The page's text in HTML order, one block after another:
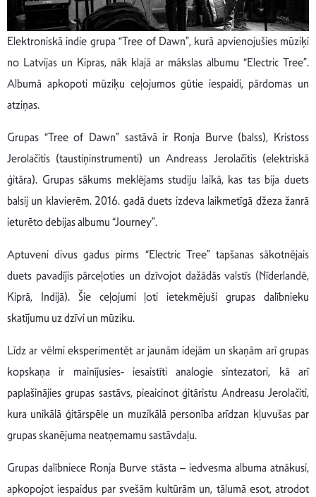
Elektroniskā indie grupa “Tree of Dawn”, kurā apvienojušies mūziķi
no Latvijas un Kipras, nāk klajā ar mākslas albumu “Electric Tree”.
Albumā apkopoti mūziķu ceļojumos gūtie iespaidi, pārdomas un
atziņas.
Grupas “Tree of Dawn” sastāvā ir Ronja Burve (balss), Kristoss
Jerolačitis (taustiņinstrumenti) un Andreass Jerolačitis (elektriskā
ģitāra). Grupas sākums meklējams studiju laikā, kas tas bija duets
balsij un klavierēm. 2016. gadā duets izdeva laikmetīgā džeza žanrā
ieturēto debijas albumu “Journey”.
Aptuveni divus gadus pirms “Electric Tree” tapšanas sākotnējais
duets pavadījis pārceļoties un dzīvojot dažādās valstīs (Nīderlandē,
Kiprā, Indijā). Šie ceļojumi ļoti ietekmējuši grupas dalībnieku
skatījumu uz dzīvi un mūziku.
Līdz ar vēlmi eksperimentēt ar jaunām idejām un skaņām arī grupas
kopskaņa ir mainījusies- iesaistīti analogie sintezatori, kā arī
paplašinājies grupas sastāvs, pieaicinot ģitāristu Andreasu Jerolačiti,
kura unikālā ģitārspēle un muzikālā personība arīdzan kļuvušas par
grupas skanējuma neatņemamu sastāvdaļu.
Grupas dalībniece Ronja Burve stāsta – iedvesma albuma atnākusi,
apkopojot iespaidus par svešām kultūrām un, tālumā esot, atrodot